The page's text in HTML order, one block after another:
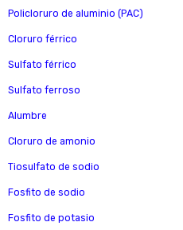
Policloruro de aluminio (PAC)
Cloruro férrico
Sulfato férrico
Sulfato ferroso
Alumbre
Cloruro de amonio
Tiosulfato de sodio
Fosfito de sodio
Fosfito de potasio